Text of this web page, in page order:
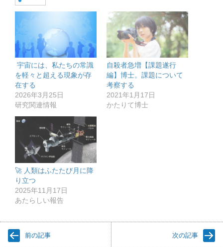
宇宙には、私たちの常識
を軽々と超える現象が存
在する
2026年3月25日
研究関連情報
自殺者急増【課題遂行
編】博士。課題について
考察する
2021年1月17日
かたりて博士
🚀 人類はふたたび月に降
り立つ
2025年11月17日
あたらしい報告
前の記事 次の記事